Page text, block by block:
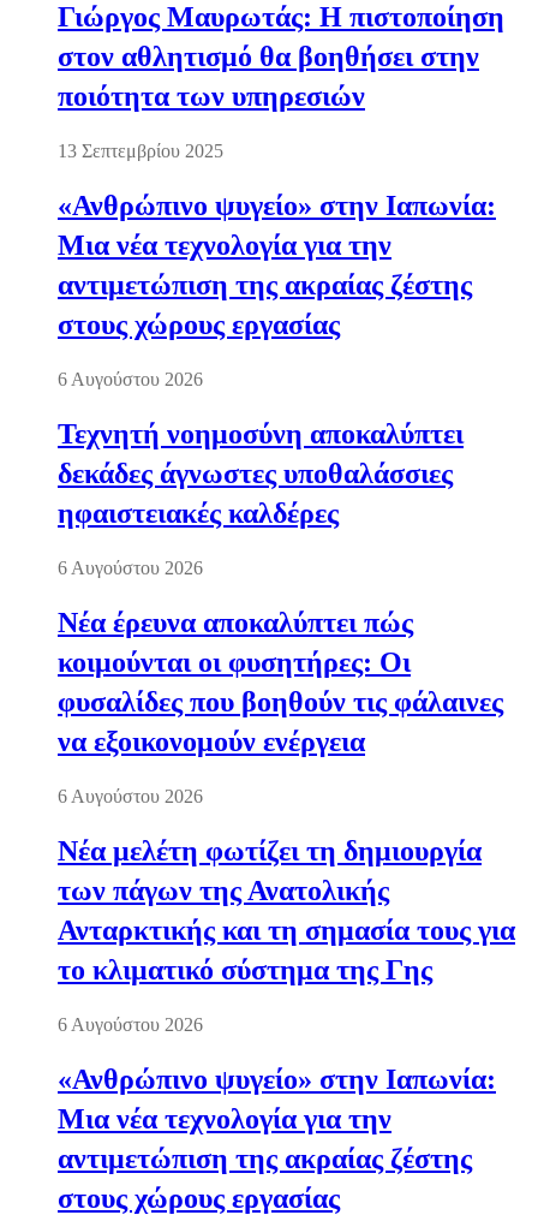
Γιώργος Μαυρωτάς: Η πιστοποίηση
στον αθλητισμό θα βοηθήσει στην
ποιότητα των υπηρεσιών
13 Σεπτεμβρίου 2025
«Ανθρώπινο ψυγείο» στην Ιαπωνία:
Μια νέα τεχνολογία για την
αντιμετώπιση της ακραίας ζέστης
στους χώρους εργασίας
6 Αυγούστου 2026
Τεχνητή νοημοσύνη αποκαλύπτει
δεκάδες άγνωστες υποθαλάσσιες
ηφαιστειακές καλδέρες
6 Αυγούστου 2026
Νέα έρευνα αποκαλύπτει πώς
κοιμούνται οι φυσητήρες: Οι
φυσαλίδες που βοηθούν τις φάλαινες
να εξοικονομούν ενέργεια
6 Αυγούστου 2026
Νέα μελέτη φωτίζει τη δημιουργία
των πάγων της Ανατολικής
Ανταρκτικής και τη σημασία τους για
το κλιματικό σύστημα της Γης
6 Αυγούστου 2026
«Ανθρώπινο ψυγείο» στην Ιαπωνία:
Μια νέα τεχνολογία για την
αντιμετώπιση της ακραίας ζέστης
στους χώρους εργασίας